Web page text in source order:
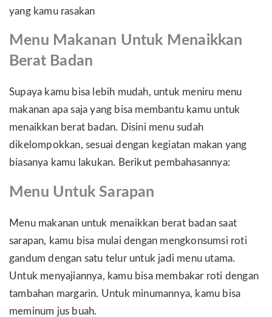
yang kamu rasakan
Menu Makanan Untuk Menaikkan
Berat Badan
Supaya kamu bisa lebih mudah, untuk meniru menu
makanan apa saja yang bisa membantu kamu untuk
menaikkan berat badan. Disini menu sudah
dikelompokkan, sesuai dengan kegiatan makan yang
biasanya kamu lakukan. Berikut pembahasannya:
Menu Untuk Sarapan
Menu makanan untuk menaikkan berat badan saat
sarapan, kamu bisa mulai dengan mengkonsumsi roti
gandum dengan satu telur untuk jadi menu utama.
Untuk menyajiannya, kamu bisa membakar roti dengan
tambahan margarin. Untuk minumannya, kamu bisa
meminum jus buah.